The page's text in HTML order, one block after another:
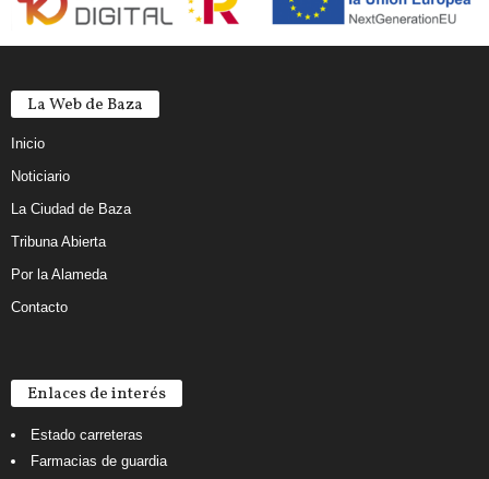
La Web de Baza
Inicio
Noticiario
La Ciudad de Baza
Tribuna Abierta
Por la Alameda
Contacto
Enlaces de interés
Estado carreteras
Farmacias de guardia